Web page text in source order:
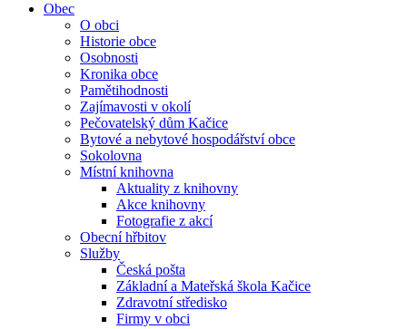
Obec
O obci
Historie obce
Osobnosti
Kronika obce
Pamětihodnosti
Zajímavosti v okolí
Pečovatelský dům Kačice
Bytové a nebytové hospodářství obce
Sokolovna
Místní knihovna
Aktuality z knihovny
Akce knihovny
Fotografie z akcí
Obecní hřbitov
Služby
Česká pošta
Základní a Mateřská škola Kačice
Zdravotní středisko
Firmy v obci